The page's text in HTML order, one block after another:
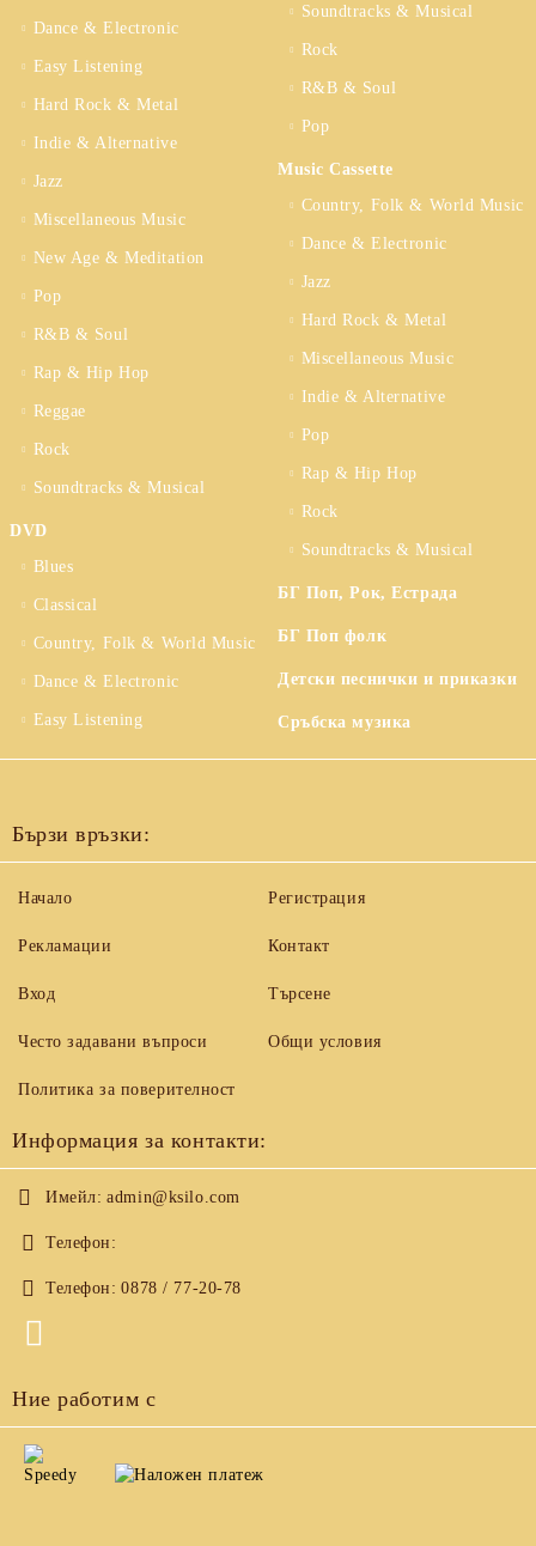
Dance & Electronic
Easy Listening
Hard Rock & Metal
Indie & Alternative
Jazz
Miscellaneous Music
New Age & Meditation
Pop
R&B & Soul
Rap & Hip Hop
Reggae
Rock
Soundtracks & Musical
DVD
Blues
Classical
Country, Folk & World Music
Dance & Electronic
Easy Listening
Soundtracks & Musical
Rock
R&B & Soul
Pop
Music Cassette
Country, Folk & World Music
Dance & Electronic
Jazz
Hard Rock & Metal
Miscellaneous Music
Indie & Alternative
Pop
Rap & Hip Hop
Rock
Soundtracks & Musical
БГ Поп, Рок, Естрада
БГ Поп фолк
Детски песнички и приказки
Сръбска музика
Бързи връзки:
Начало
Рекламации
Вход
Често задавани въпроси
Регистрация
Контакт
Търсене
Общи условия
Политика за поверителност
Информация за контакти:
Имейл: admin@ksilo.com
Телефон:
Телефон: 0878 / 77-20-78
Ние работим с